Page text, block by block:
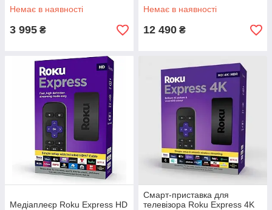
Немає в наявності
3 995 ₴
Немає в наявності
12 490 ₴
Медіаплеєр Roku Express HD
Смарт-приставка для
телевізора Roku Express 4K